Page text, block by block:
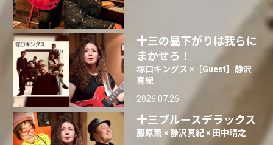
十三の昼下がりは我らに
まかせろ！
塚口キングス ×［Guest］静沢
真紀
2026.07.26
十三ブルースデラックス
藤原薫 × 静沢真紀 × 田中晴之